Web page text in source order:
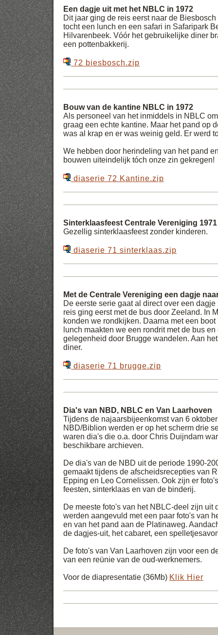
Een dagje uit met het NBLC in 1972
Dit jaar ging de reis eerst naar de
tocht een lunch en een safari in Safaripark
Hilvarenbeek. Vóór het gebruikelijke diner
een pottenbakkerij.
72 biesbosch.zip
Bouw van de kantine NBLC in 1972
Als personeel van het inmiddels in NBLC
graag een echte kantine. Maar het pand op
was al krap en er was weinig geld. Er werd
We hebben door herindeling van het pand
bouwen uiteindelijk tóch onze zin gekregen!
diaserie 72 Kantine.zip
Sinterklaasfeest Centrale Vereniging 1971
Gezellig sinterklaasfeest zonder kinderen.
diaserie 71 sinterklaas.zip
Met de Centrale Vereniging een dagje
De eerste serie gaat al direct over een
reis ging eerst met de bus door Zeeland. In
konden we rondkijken. Daarna met een
lunch maakten we een rondrit met de bus
gelegenheid door Brugge wandelen. Aan
diner.
diaserie 71 brugge.zip
Dia's van NBD, NBLC en Van Laarhoven
Tijdens de najaarsbijeenkomst van 6
NBD/Biblion werden er op het scherm drie
waren dia's die o.a. door Chris Duijndam
beschikbare archieven.
De dia's van de NBD uit de periode 1990-
gemaakt tijdens de afscheidsrecepties van
Epping en Leo Cornelissen. Ook zijn er
feesten, sinterklaas en van de binderij.
De meeste foto's van het NBLC-deel zijn uit
werden aangevuld met een paar foto's van
en van het pand aan de Platinaweg.
de dagjes-uit, het cabaret, een
De foto's van Van Laarhoven zijn voor een
van een reünie van de oud-werknemers.
Voor de diapresentatie (36Mb) Klik Hier